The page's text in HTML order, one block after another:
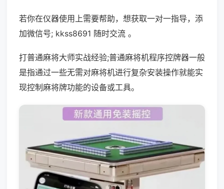
若你在仪器使用上需要帮助，想获取一对一指导，添
加微信号; kkss8691 随时交流 。
打普通麻将大师实战经验;普通麻将机程序控牌器一般
是指通过一些无需对麻将机进行复杂安装操作就能实
现控制麻将牌功能的设备或工具。